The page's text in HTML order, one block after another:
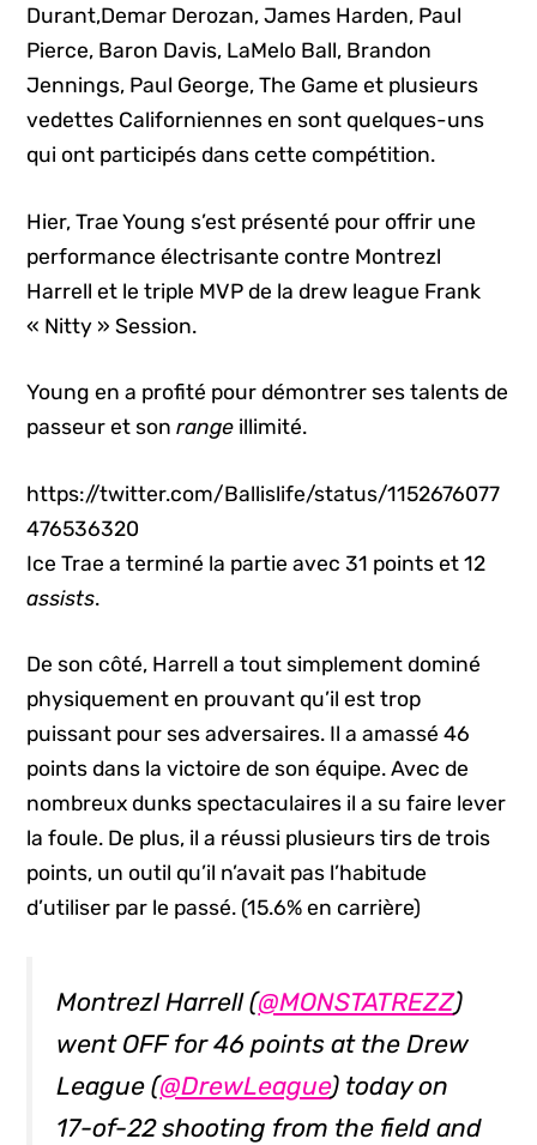
Durant,Demar Derozan, James Harden, Paul
Pierce, Baron Davis, LaMelo Ball, Brandon
Jennings, Paul George, The Game et plusieurs
vedettes Californiennes en sont quelques-uns
qui ont participés dans cette compétition.
Hier, Trae Young s’est présenté pour offrir une
performance électrisante contre Montrezl
Harrell et le triple MVP de la drew league Frank
« Nitty » Session.
Young en a profité pour démontrer ses talents de
passeur et sonrange illimité.
https://twitter.com/Ballislife/status/1152676077
476536320
Ice Trae a terminé la partie avec 31 points et 12
assists.
De son côté, Harrell a tout simplement dominé
physiquement en prouvant qu’il est trop
puissant pour ses adversaires. Il a amassé 46
points dans la victoire de son équipe. Avec de
nombreux dunks spectaculaires il a su faire lever
la foule. De plus, il a réussi plusieurs tirs de trois
points, un outil qu’il n’avait pas l’habitude
d’utiliser par le passé. (15.6% en carrière)
Montrezl Harrell (@MONSTATREZZ)
went OFF for 46 points at the Drew
League (@DrewLeague) today on
17-of-22 shooting from the field and